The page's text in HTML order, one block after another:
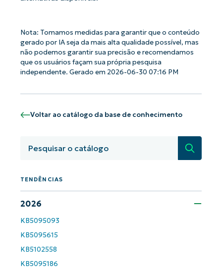
Nota: Tomamos medidas para garantir que o conteúdo
gerado por IA seja da mais alta qualidade possível, mas
não podemos garantir sua precisão e recomendamos
que os usuários façam sua própria pesquisa
independente. Gerado em 2026-06-30 07:16 PM
Voltar ao catálogo da base de conhecimento
TENDÊNCIAS
2026
KB5095093
KB5095615
KB5102558
KB5095186
orientadas por IA do NinjaOne!
First
last
Business